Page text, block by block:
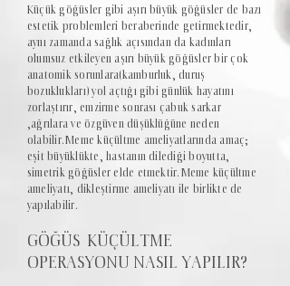
Küçük göğüsler gibi aşırı büyük göğüsler de bazı
estetik problemleri beraberinde getirmektedir,
aynı zamanda sağlık açısından da kadınları
olumsuz etkileyen aşırı büyük göğüsler bir çok
anatomik sorunlara(kamburluk, duruş
bozuklukları) yol açtığı gibi günlük hayatını
zorlaştırır, emzirme sonrası çabuk sarkar
,ağrılara ve özgüven düşüklüğüne neden
olabilir.Meme küçültme ameliyatlarında amaç;
eşit büyüklükte, hastanın dilediği boyutta,
simetrik göğüsler elde etmektir.Meme küçültme
ameliyatı, dikleştirme ameliyatı ile birlikte de
yapılabilir.
GÖĞÜS KÜÇÜLTME
OPERASYONU NASIL YAPILIR?